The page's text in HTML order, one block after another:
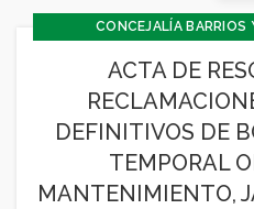
CONCEJALÍA BARRIOS
CONCEJALÍA JUVENTUD
ACTA DE
DEFINITIVOS DE
TEMPORAL
MANTENIMIENTO,